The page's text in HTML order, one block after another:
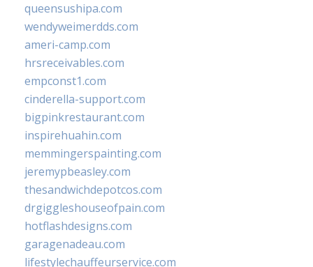
queensushipa.com
wendyweimerdds.com
ameri-camp.com
hrsreceivables.com
empconst1.com
cinderella-support.com
bigpinkrestaurant.com
inspirehuahin.com
memmingerspainting.com
jeremypbeasley.com
thesandwichdepotcos.com
drgiggleshouseofpain.com
hotflashdesigns.com
garagenadeau.com
lifestylechauffeurservice.com